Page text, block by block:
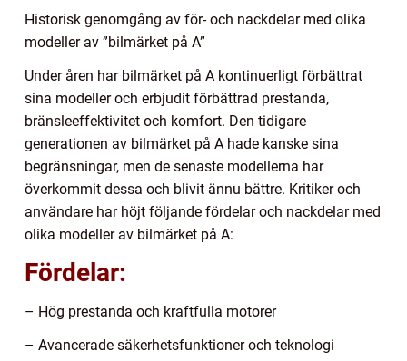
Historisk genomgång av för- och nackdelar med olika
modeller av ”bilmärket på A”
Under åren har bilmärket på A kontinuerligt förbättrat
sina modeller och erbjudit förbättrad prestanda,
bränsleeffektivitet och komfort. Den tidigare
generationen av bilmärket på A hade kanske sina
begränsningar, men de senaste modellerna har
överkommit dessa och blivit ännu bättre. Kritiker och
användare har höjt följande fördelar och nackdelar med
olika modeller av bilmärket på A:
Fördelar:
– Hög prestanda och kraftfulla motorer
– Avancerade säkerhetsfunktioner och teknologi